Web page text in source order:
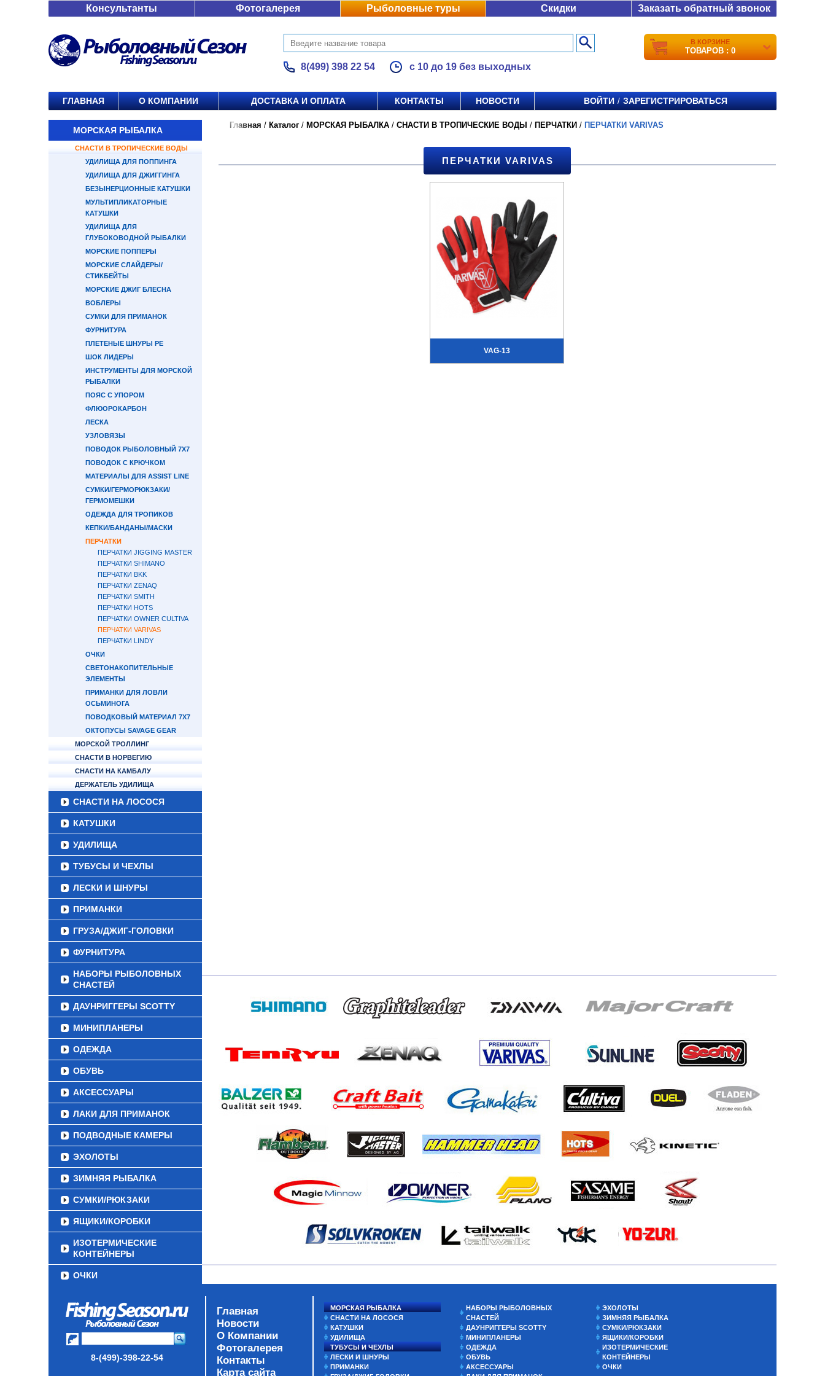
Консультанты Фотогалерея Рыболовные туры Скидки Заказать обратный звонок
8(499) 398 22 54 с 10 до 19 без выходных
В КОРЗИНЕ
ТОВАРОВ : 0
ГЛАВНАЯ О КОМПАНИИ ДОСТАВКА И ОПЛАТА КОНТАКТЫ НОВОСТИ ВОЙТИ / ЗАРЕГИСТРИРОВАТЬСЯ
МОРСКАЯ РЫБАЛКА
СНАСТИ В ТРОПИЧЕСКИЕ ВОДЫ
УДИЛИЩА ДЛЯ ПОППИНГА
УДИЛИЩА ДЛЯ ДЖИГГИНГА
БЕЗЫНЕРЦИОННЫЕ КАТУШКИ
МУЛЬТИПЛИКАТОРНЫЕ
КАТУШКИ
УДИЛИЩА ДЛЯ
ГЛУБОКОВОДНОЙ РЫБАЛКИ
МОРСКИЕ ПОППЕРЫ
МОРСКИЕ СЛАЙДЕРЫ/
СТИКБЕЙТЫ
МОРСКИЕ ДЖИГ БЛЕСНА
ВОБЛЕРЫ
СУМКИ ДЛЯ ПРИМАНОК
ФУРНИТУРА
ПЛЕТЕНЫЕ ШНУРЫ PE
ШОК ЛИДЕРЫ
ИНСТРУМЕНТЫ ДЛЯ МОРСКОЙ
РЫБАЛКИ
ПОЯС С УПОРОМ
ФЛЮОРОКАРБОН
ЛЕСКА
УЗЛОВЯЗЫ
ПОВОДОК РЫБОЛОВНЫЙ 7Х7
ПОВОДОК С КРЮЧКОМ
МАТЕРИАЛЫ ДЛЯ ASSIST LINE
СУМКИ/ГЕРМОРЮКЗАКИ/
ГЕРМОМЕШКИ
ОДЕЖДА ДЛЯ ТРОПИКОВ
КЕПКИ/БАНДАНЫ/МАСКИ
ПЕРЧАТКИ
ПЕРЧАТКИ JIGGING MASTER
ПЕРЧАТКИ SHIMANO
ПЕРЧАТКИ BKK
ПЕРЧАТКИ ZENAQ
ПЕРЧАТКИ SMITH
ПЕРЧАТКИ HOTS
ПЕРЧАТКИ OWNER CULTIVA
ПЕРЧАТКИ VARIVAS
ПЕРЧАТКИ LINDY
ОЧКИ
СВЕТОНАКОПИТЕЛЬНЫЕ
ЭЛЕМЕНТЫ
ПРИМАНКИ ДЛЯ ЛОВЛИ
ОСЬМИНОГА
ПОВОДКОВЫЙ МАТЕРИАЛ 7Х7
ОКТОПУСЫ SAVAGE GEAR
МОРСКОЙ ТРОЛЛИНГ
СНАСТИ В НОРВЕГИЮ
СНАСТИ НА КАМБАЛУ
ДЕРЖАТЕЛЬ УДИЛИЩА
СНАСТИ НА ЛОСОСЯ
КАТУШКИ
УДИЛИЩА
ТУБУСЫ И ЧЕХЛЫ
ЛЕСКИ И ШНУРЫ
ПРИМАНКИ
ГРУЗА/ДЖИГ-ГОЛОВКИ
ФУРНИТУРА
НАБОРЫ РЫБОЛОВНЫХ
СНАСТЕЙ
ДАУНРИГГЕРЫ SCOTTY
МИНИПЛАНЕРЫ
ОДЕЖДА
ОБУВЬ
АКСЕССУАРЫ
ЛАКИ ДЛЯ ПРИМАНОК
ПОДВОДНЫЕ КАМЕРЫ
ЭХОЛОТЫ
ЗИМНЯЯ РЫБАЛКА
СУМКИ/РЮКЗАКИ
ЯЩИКИ/КОРОБКИ
ИЗОТЕРМИЧЕСКИЕ
КОНТЕЙНЕРЫ
ОЧКИ
Главная / Каталог / МОРСКАЯ РЫБАЛКА / СНАСТИ В ТРОПИЧЕСКИЕ ВОДЫ / ПЕРЧАТКИ / ПЕРЧАТКИ VARIVAS
ПЕРЧАТКИ VARIVAS
VAG-13
8-(499)-398-22-54
Главная
Новости
О Компании
Фотогалерея
Контакты
Карта сайта
МОРСКАЯ РЫБАЛКА
СНАСТИ НА ЛОСОСЯ
КАТУШКИ
УДИЛИЩА
ТУБУСЫ И ЧЕХЛЫ
ЛЕСКИ И ШНУРЫ
ПРИМАНКИ
НАБОРЫ РЫБОЛОВНЫХ
СНАСТЕЙ
ДАУНРИГГЕРЫ SCOTTY
МИНИПЛАНЕРЫ
ОДЕЖДА
ОБУВЬ
АКСЕССУАРЫ
ЭХОЛОТЫ
ЗИМНЯЯ РЫБАЛКА
СУМКИ/РЮКЗАКИ
ЯЩИКИ/КОРОБКИ
ИЗОТЕРМИЧЕСКИЕ
КОНТЕЙНЕРЫ
ОЧКИ